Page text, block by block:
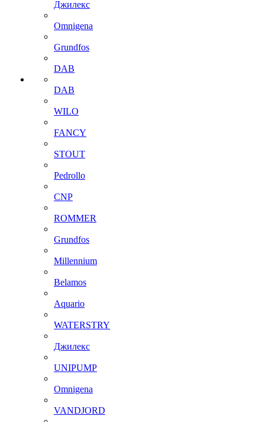
Джилекс
Omnigena
Grundfos
DAB
DAB
WILO
FANCY
STOUT
Pedrollo
CNP
ROMMER
Grundfos
Millennium
Belamos
Aquario
WATERSTRY
Джилекс
UNIPUMP
Omnigena
VANDJORD